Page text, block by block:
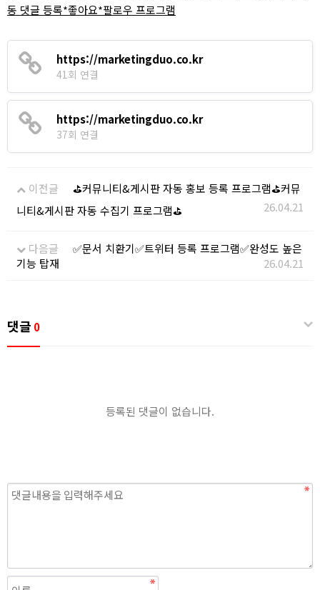
동 댓글 등록*좋아요*팔로우 프로그램
https://marketingduo.co.kr
41회 연결
https://marketingduo.co.kr
37회 연결
이전글
⛳커뮤니티&게시판 자동 홍보 등록 프로그램⛳커뮤
니티&게시판 자동 수집기 프로그램⛳
26.04.21
다음글
✅​문서 치환기✅​트위터 등록 프로그램✅​완성도 높은
기능 탑재
26.04.21
댓글 0
등록된 댓글이 없습니다.